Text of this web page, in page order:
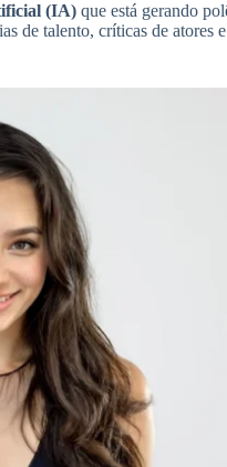
(IA) que está gerando
de talento, críticas de atores